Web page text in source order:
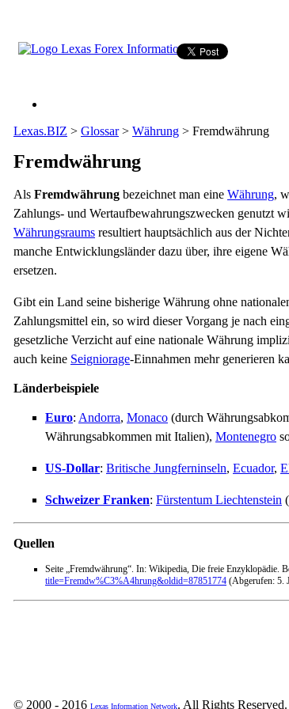
Lexas.BIZ > Glossar> Währung > Fremdwährung
Fremdwährung
Als Fremdwährung bezeichnet man eine Währung,
Zahlungs- und Wertaufbewahrungszwecken genutzt
Währungsraums resultiert hauptsächlich aus der
manche Entwicklungsländer dazu über, ihre eigene
ersetzen.
Gibt ein Land seine bisherige Währung ohne
Zahlungsmittel ein, so wird dieser Vorgang je nach
gesetzliche Verzicht auf eine nationale Währung
auch keine Seigniorage-Einnahmen mehr generieren
Länderbeispiele
Euro: Andorra, Monaco (durch
Währungsabkommen mit Italien), Montenegro
US-Dollar: Britische Jungferninseln, Ecuador,
Schweizer Franken: Fürstentum Liechtenstein
Quellen
Seite „Fremdwährung“. In: Wikipedia, Die freie Enzyklopädie.
title=Fremdw%C3%A4hrung&oldid=87851774 (Abgerufen: 5.
© 2000 - 2016 Lexas Information Network. All Rights Reserved.